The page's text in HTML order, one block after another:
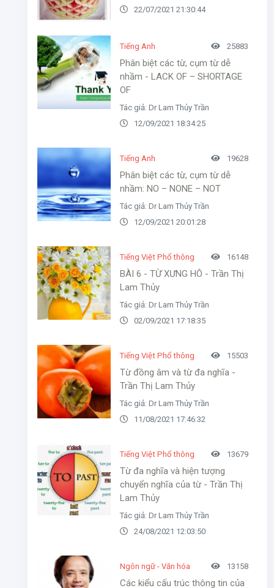
22/07/2021 21:30:44
Tiếng Anh 25883
Phân biệt các từ, cụm từ dễ
nhầm - LACK OF – SHORTAGE
OF
Tác giả: Dr Lam Thủy Trần
12/09/2021 18:34:25
Tiếng Anh 19628
Phân biệt các từ, cụm từ dễ
nhầm: NO – NONE – NOT
Tác giả: Dr Lam Thủy Trần
12/09/2021 20:01:28
Tiếng Việt Phổ thông 16148
BÀI 6 - TỪ XƯNG HÔ - Trần Thị
Lam Thủy
Tác giả: Dr Lam Thủy Trần
02/09/2021 17:18:35
Tiếng Việt Phổ thông 15503
Từ đồng âm và từ đa nghĩa -
Trần Thị Lam Thủy
Tác giả: Dr Lam Thủy Trần
11/08/2021 17:46:32
Tiếng Việt Phổ thông 13679
Từ đa nghĩa và hiện tượng
chuyển nghĩa của từ - Trần Thị
Lam Thủy
Tác giả: Dr Lam Thủy Trần
24/08/2021 12:03:50
Ngôn ngữ - Văn hóa 13158
Các kiểu cấu trúc thông tin của